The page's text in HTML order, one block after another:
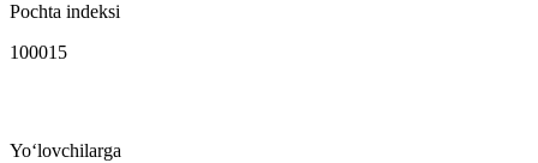
Pochta indeksi
100015
Yo‘lovchilarga